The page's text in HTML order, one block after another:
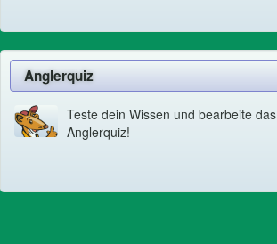
Anglerquiz
Teste dein Wissen und bearbeite das
Anglerquiz!